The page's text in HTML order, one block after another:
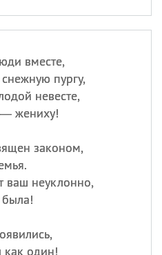
вместе,
пургу,
невесте,
— жениху!
законом,
ваш неуклонно,
как один!